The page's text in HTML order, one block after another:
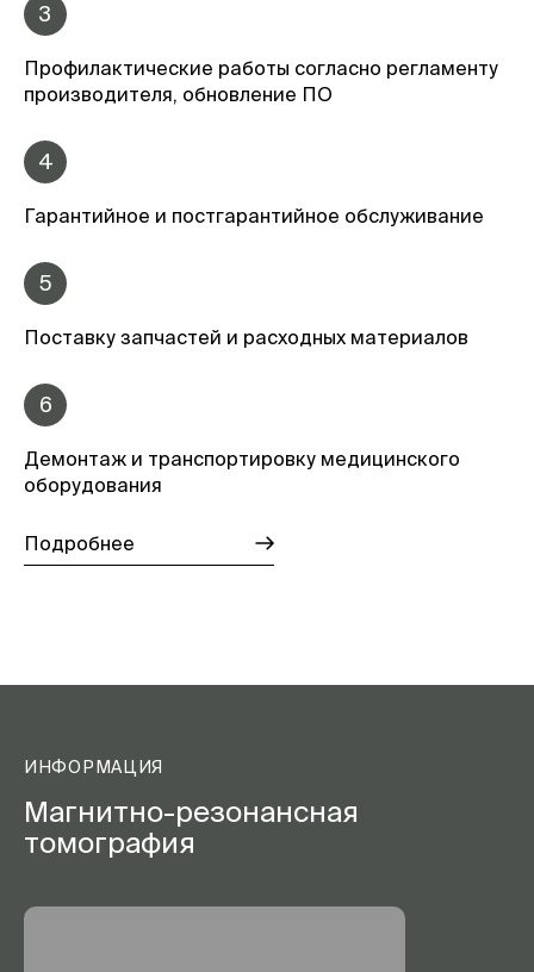
3
Профилактические работы согласно регламенту
производителя, обновление ПО
4
Гарантийное и постгарантийное обслуживание
5
Поставку запчастей и расходных материалов
6
Демонтаж и транспортировку медицинского
оборудования
Подробнее
ИНФОРМАЦИЯ
Магнитно-резонансная
томография